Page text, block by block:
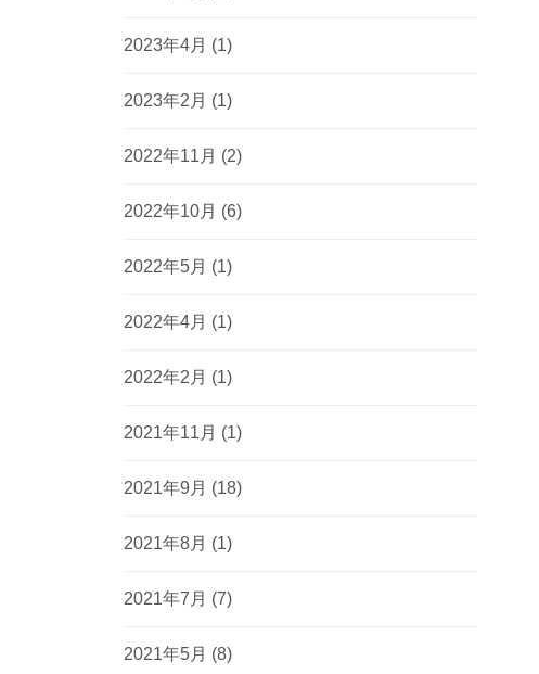
2023年4月 (1)
2023年2月 (1)
2022年11月 (2)
2022年10月 (6)
2022年5月 (1)
2022年4月 (1)
2022年2月 (1)
2021年11月 (1)
2021年9月 (18)
2021年8月 (1)
2021年7月 (7)
2021年5月 (8)